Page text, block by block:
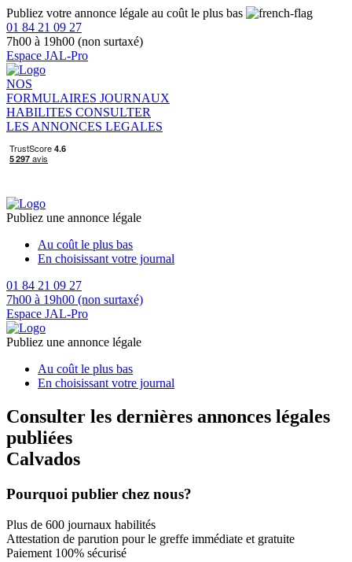
Publiez votre annonce légale au coût le plus bas
01 84 21 09 27
7h00 à 19h00 (non surtaxé)
Espace JAL-Pro
NOS
FORMULAIRES JOURNAUX
HABILITES CONSULTER
LES ANNONCES LEGALES
Publiez une annonce légale
Au coût le plus bas
En choisissant votre journal
01 84 21 09 27
7h00 à 19h00 (non surtaxé)
Espace JAL-Pro
Publiez une annonce légale
Au coût le plus bas
En choisissant votre journal
Consulter les dernières annonces légales
publiées
Calvados
Pourquoi publier chez nous?
Plus de 600 journaux habilités
Attestation de parution pour le greffe immédiate et gratuite
Paiement 100% sécurisé